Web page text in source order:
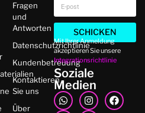
Fragen
und
Antworten
Datenschutzrichtlinie
Kundenbetreuung
Kontaktieren
Sie uns
Über
SCHICKEN
Mit Ihrer Anmeldung
akzeptieren Sie unsere
Integrationsrichtlinie
Soziale
Medien